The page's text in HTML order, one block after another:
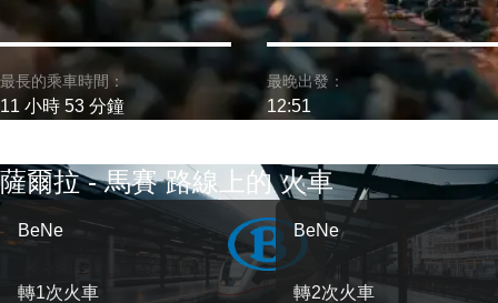
最長的乘車時間：
11 小時 53 分鐘
最晚出發：
12:51
薩爾拉 - 馬賽 路線上的 火車
BeNe
轉1次火車
BeNe
轉2次火車